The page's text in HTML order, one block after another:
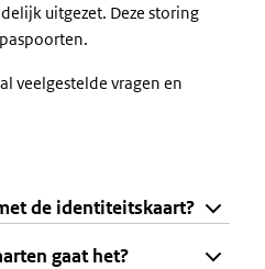
uitgezet. Deze storing
veelgestelde vragen en
de identiteitskaart?
gaat het?